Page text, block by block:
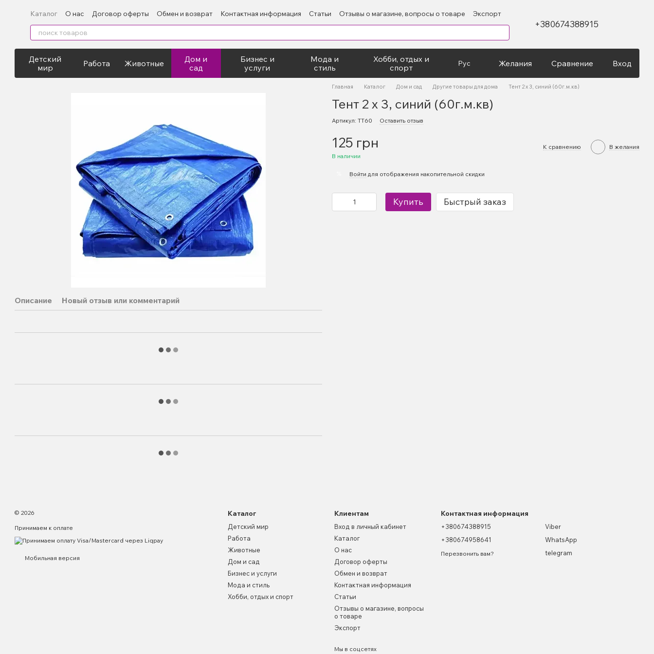
Каталог О нас Договор оферты Обмен и возврат Контактная информация Статьи Отзывы о магазине, вопросы о товаре Экспорт
+380674388915
Детский
мир
Работа Животные
Дом и
сад
Бизнес и
услуги
Мода и
стиль
Хобби, отдых и
спорт
Рус Желания Сравнение Вход
Описание Новый отзыв или комментарий
Главная Каталог Дом и сад Другие товары для дома Тент 2 х 3, синий (60г.м.кв)
Тент 2 х 3, синий (60г.м.кв)
Артикул: ТТ60 Оставить отзыв
125 грн
В наличии
К сравнению В желания
Войти для отображения накопительной скидки
Купить Быстрый заказ
© 2026
Принимаем к оплате
Мобильная версия
Каталог
Детский мир
Работа
Животные
Дом и сад
Бизнес и услуги
Мода и стиль
Хобби, отдых и спорт
Клиентам
Вход в личный кабинет
Каталог
О нас
Договор оферты
Обмен и возврат
Контактная информация
Статьи
Отзывы о магазине, вопросы
о товаре
Экспорт
Мы в соцсетях
Контактная информация
+380674388915
+380674958641
Перезвонить вам?
Viber
WhatsApp
telegram